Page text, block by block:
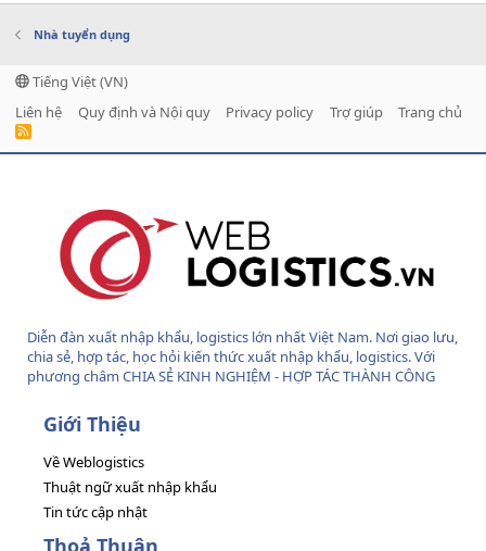
Nhà tuyển dụng
Tiếng Việt (VN)
Liên hệ
Quy định và Nội quy Privacy policy Trợ giúp Trang chủ
R
Diễn đàn xuất nhập khẩu, logistics lớn nhất Việt Nam. Nơi giao lưu,
chia sẻ, hợp tác, học hỏi kiến thức xuất nhập khẩu, logistics. Với
phương châm CHIA SẺ KINH NGHIỆM - HỢP TÁC THÀNH CÔNG
Giới Thiệu
Về Weblogistics
Thuật ngữ xuất nhập khẩu
Tin tức cập nhật